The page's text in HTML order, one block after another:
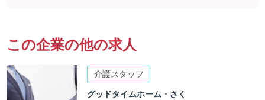
この企業の他の求人
介護スタッフ
グッドタイムホーム・さく